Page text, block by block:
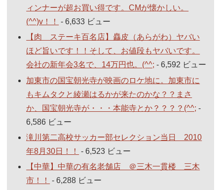
ィンナーが超お買い得です。CMが懐かしい。
(^^)v！！
- 6,633 ビュー
【肉 ステーキ百名店】麤皮（あらがわ）ヤバい
ほど旨いです！！そして、お値段もヤバいです。
会社の新年会3名で、14万円也。(^^; - 6,592 ビュー
加東市の国宝朝光寺が映画のロケ地に。加東市に
もキムタクと綾瀬はるかが来たのかな？？まさ
か、国宝朝光寺が・・・本能寺とか？？？？(^^; -
6,586 ビュー
滝川第二高校サッカー部セレクション当日 2010
年8月30日！！
- 6,523 ビュー
【中華】中華の有名老舗店 ＠三木一貫楼 三木
市！！
- 6,288 ビュー